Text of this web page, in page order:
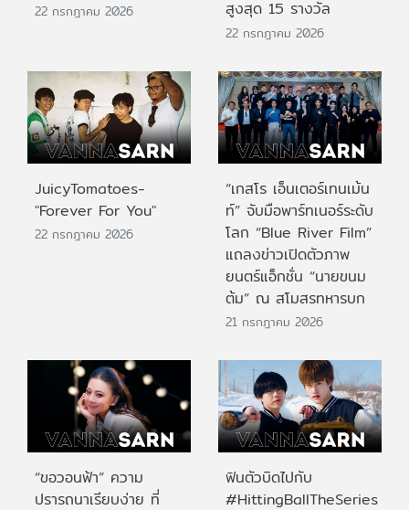
22 กรกฎาคม 2026
สูงสุด 15 รางวัล
22 กรกฎาคม 2026
JuicyTomatoes-
"Forever For You"
22 กรกฎาคม 2026
“เกสโร เอ็นเตอร์เทนเม้น
ท์” จับมือพาร์ทเนอร์ระดับ
โลก “Blue River Film”
แถลงข่าวเปิดตัวภาพ
ยนตร์แอ็กชั่น “นายขนม
ต้ม” ณ สโมสรทหารบก
21 กรกฎาคม 2026
“ขอวอนฟ้า” ความ
ปรารถนาเรียบง่าย ที่
ฟินตัวบิดไปกับ
#HittingBallTheSeries